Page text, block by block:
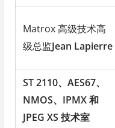
Matrox 高级技术高
级总监Jean Lapierre
ST 2110、AES67、
NMOS、IPMX 和
JPEG XS 技术室